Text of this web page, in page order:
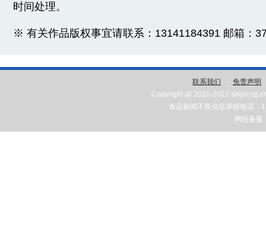
时间处理。
※ 有关作品版权事宜请联系：13141184391 邮箱：
联系我们 - 免责声明
Copyright @ 2010-2022
食品新闻不良信息举报电话：
网站备案